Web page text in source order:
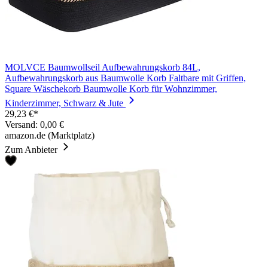
MOLVCE Baumwollseil Aufbewahrungskorb 84L,
Aufbewahrungskorb aus Baumwolle Korb Faltbare mit Griffen,
Square Wäschekorb Baumwolle Korb für Wohnzimmer,
Kinderzimmer, Schwarz & Jute
29,23 €*
Versand: 0,00 €
amazon.de (Marktplatz)
Zum Anbieter